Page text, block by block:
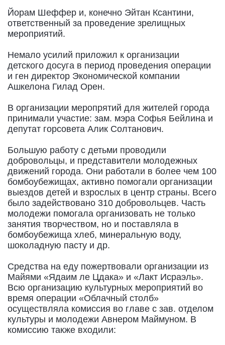
Йорам Шеффер и, конечно Эйтан Ксантини,
ответственный за проведение зрелищных
мероприятий.
Немало усилий приложил к организации
детского досуга в период проведения операции
и ген директор Экономической компании
Ашкелона Гилад Орен.
В организации меропрятий для жителей города
принимали участие: зам. мэра Софья Бейлина и
депутат горсовета Алик Солтанович.
Большую работу с детьми проводили
добровольцы, и представители молодежных
движений города. Они работали в более чем 100
бомбоубежищах, активно помогали организации
выездов детей и взрослых в центр страны. Всего
было задействовано 310 добровольцев. Часть
молодежи помогала организовать не только
занятия творчеством, но и поставляла в
бомбоубежища хлеб, минеральную воду,
шоколадную пасту и др.
Средства на еду пожертвовали организации из
Майями «Ядаим ле Цдака» и «Лакт Исраэль».
Всю организацию культурных мероприятий во
время операции «Облачный столб»
осуществляла комиссия во главе с зав. отделом
культуры и молодежи Авнером Маймуном. В
комиссию также входили: